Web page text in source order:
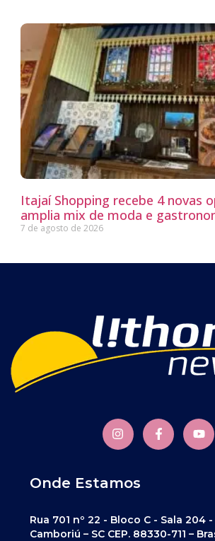
Itajaí Shopping recebe 4 novas
amplia mix de moda e
7 de agosto de 2026
Onde Estamos
Rua 701 nº 22 - Bloco C - Sala 204
Camboriú – SC CEP. 88330-711 –